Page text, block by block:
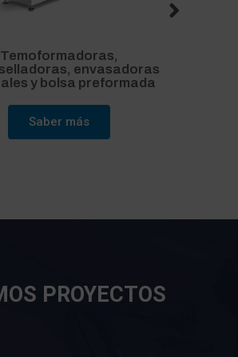
Temoformadoras,
envasadoras
y bolsa preformada
Saber más
PROYECTOS